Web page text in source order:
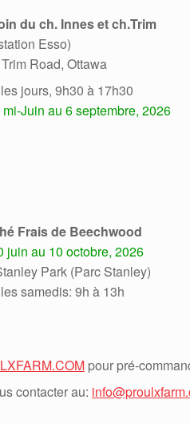
du ch. Innes et ch.Trim
Esso)
Road, Ottawa
jours, 9h30 à 17h30
Juin au 6 septembre, 2026
Frais de Beechwood
juin au 10 octobre, 2026
Park (Parc Stanley)
samedis: 9h à 13h
pour pré-
contacter au: